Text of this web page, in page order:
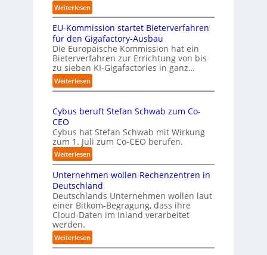
s
t
c
h
r
u
e
u
n
v
i
l
e
A
b
Weiterlesen:
„
E
s
k
o
m
m
t
u
d
i
e
I
p
l
e
m
e
n
t
i
EU-Kommission startet Bieterverfahren
für den Gigafactory-Ausbau
Die Europäische Kommission hat ein
Bieterverfahren zur Errichtung von bis
zu sieben KI-Gigafactories in ganz…
Weiterlesen:
E
-
o
m
m
i
i
o
n
t
a
Cybus beruft Stefan Schwab zum Co-
CEO
Cybus hat Stefan Schwab mit Wirkung
zum 1. Juli zum Co-CEO berufen.
Weiterlesen:
C
y
b
u
s
b
r
u
Unternehmen wollen Rechenzentren in
Deutschland
Deutschlands Unternehmen wollen laut
einer Bitkom-Begragung, dass ihre
Cloud-Daten im Inland verarbeitet
werden.
Weiterlesen:
U